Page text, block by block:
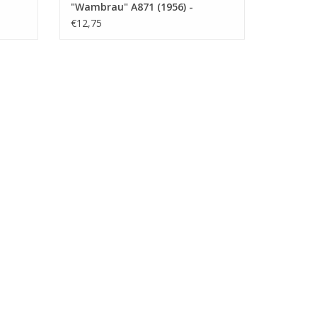
"Wambrau" A871 (1956) -
Bouwtekening Schaal 1 : 500
€12,75